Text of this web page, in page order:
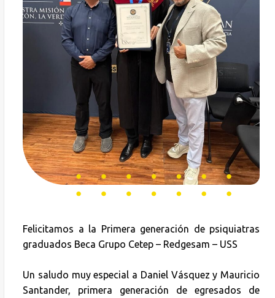
Felicitamos a la Primera generación de psiquiatras
graduados Beca Grupo Cetep – Redgesam – USS
Un saludo muy especial a Daniel Vásquez y Mauricio
Santander, primera generación de egresados de